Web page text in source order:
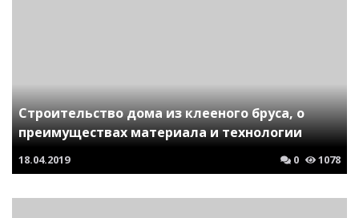
Строительство дома из клееного бруса, о
преимуществах материала и технологии
18.04.2019 0 1078